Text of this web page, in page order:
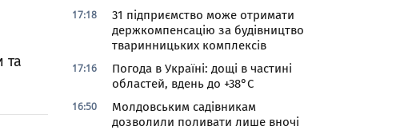
та
17:18
31 підприємство може отримати
держкомпенсацію за будівництво
тваринницьких комплексів
17:16
Погода в Україні: дощі в частині
областей, вдень до +38°С
16:50
Молдовським садівникам
дозволили поливати лише вночі